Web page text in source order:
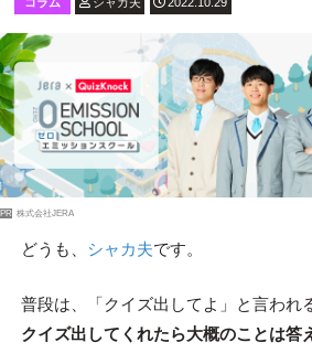
PR 株式会社JERA
どうも、 シャカ夫です。
普段は、「クイズ出してよ」と言われ
クイズ出してくれたら大概のことは答